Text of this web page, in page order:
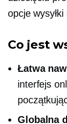
opcje wysyłki
Co jest
Łatwa
interfejs
Globalna